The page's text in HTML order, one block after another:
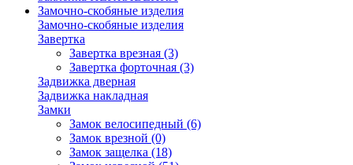
Замочно-скобяные изделия
Замочно-скобяные изделия
Завертка
Завертка врезная (3)
Завертка форточная (3)
Задвижка дверная
Задвижка накладная
Замки
Замок велосипедный (6)
Замок врезной (0)
Замок защелка (18)